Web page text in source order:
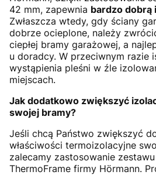
42 mm, zapewnia bardzo dobrą
Zwłaszcza wtedy, gdy ściany
dobrze ocieplone, należy
ciepłej bramy garażowej, a
u doradcy. W przeciwnym razie
wystąpienia pleśni w źle
miejscach.
Jak dodatkowo zwiększyć
swojej bramy?
Jeśli chcą Państwo zwiększyć
właściwości termoizolacyjne
zalecamy zastosowanie
ThermoFrame firmy Hörmann.